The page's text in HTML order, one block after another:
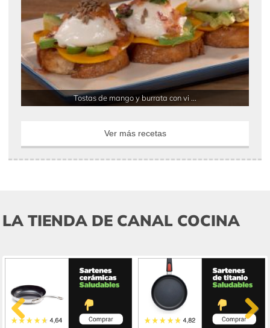
Tostas de mango y burrata con vi ...
Ver más recetas
LA TIENDA DE CANAL COCINA